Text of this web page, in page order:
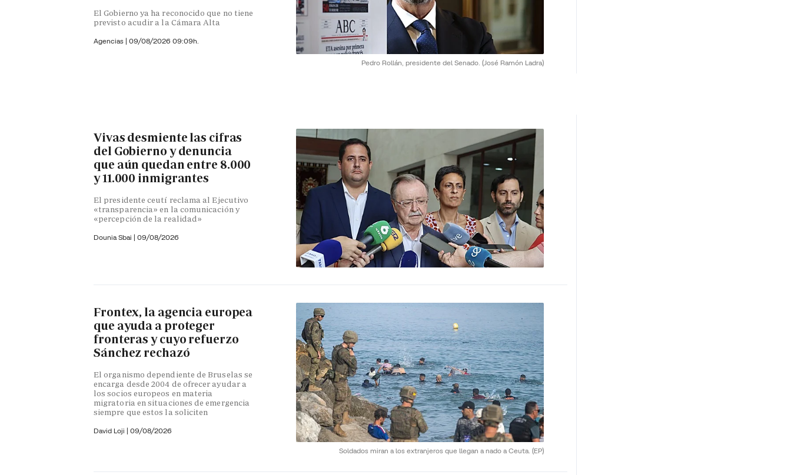
Pedro Rollán, presidente del Senado. (José Ramón Ladra)
El Gobierno ya ha reconocido que no tiene
previsto acudir a la Cámara Alta
Agencias | 09/08/2026 09:09h.
Vivas desmiente las cifras
del Gobierno y denuncia
que aún quedan entre 8.000
y 11.000 inmigrantes
El presidente ceutí reclama al Ejecutivo
«transparencia» en la comunicación y
«percepción de la realidad»
Dounia Sbai | 09/08/2026
Soldados miran a los extranjeros que llegan a nado a Ceuta. (EP)
Frontex, la agencia europea
que ayuda a proteger
fronteras y cuyo refuerzo
Sánchez rechazó
El organismo dependiente de Bruselas se
encarga desde 2004 de ofrecer ayudar a
los socios europeos en materia
migratoria en situaciones de emergencia
siempre que estos la soliciten
David Loji | 09/08/2026